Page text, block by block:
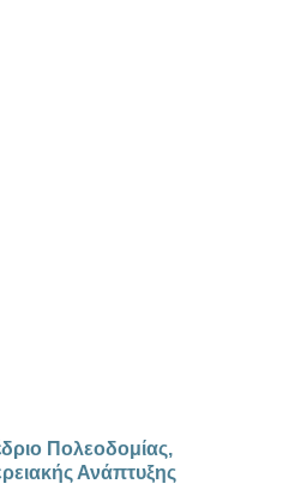
Πολεοδομίας,
Ανάπτυξης